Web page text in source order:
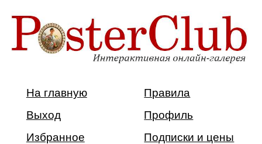
На главную
Правила
Выход
Профиль
Избранное
Подписки и цены